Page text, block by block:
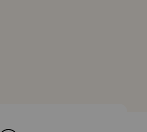
adressée à MM. les